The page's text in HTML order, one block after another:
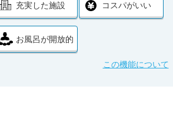
充実した施設 コスパがいい
お風呂が開放的
この機能について